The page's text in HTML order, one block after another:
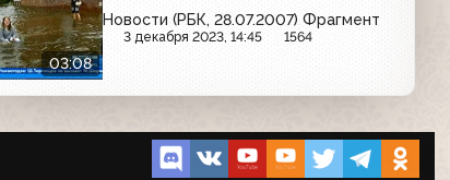
03:08
Новости (РБК, 28.07.2007) Фрагмент
3 декабря 2023, 14:45 1564